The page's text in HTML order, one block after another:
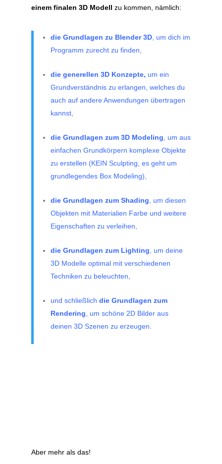
einem finalen 3D Modell zu kommen, nämlich:
die Grundlagen zu Blender 3D, um dich im
Programm zurecht zu finden,
die generellen 3D Konzepte, um ein
Grundverständnis zu erlangen, welches du
auch auf andere Anwendungen übertragen
kannst,
die Grundlagen zum 3D Modeling , um aus
einfachen Grundkörpern komplexe Objekte
zu erstellen (KEIN Sculpting, es geht um
grundlegendes Box Modeling),
die Grundlagen zum Shading , um diesen
Objekten mit Materialien Farbe und weitere
Eigenschaften zu verleihen,
die Grundlagen zum Lighting , um deine
3D Modelle optimal mit verschiedenen
Techniken zu beleuchten,
und schließlich die Grundlagen zum
Rendering , um schöne 2D Bilder aus
deinen 3D Szenen zu erzeugen.
Aber mehr als das!